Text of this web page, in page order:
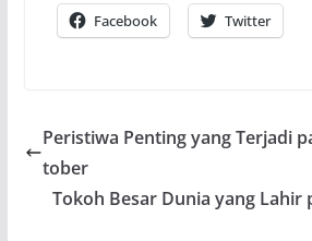
Facebook Twitter
Peristiwa Penting yang Terjadi
tober
Tokoh Besar Dunia yang Lahir